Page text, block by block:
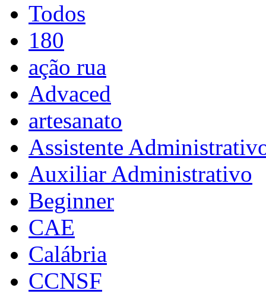
Todos
180
ação rua
Advaced
artesanato
Assistente
Auxiliar Administrativo
Beginner
CAE
Calábria
CCNSF